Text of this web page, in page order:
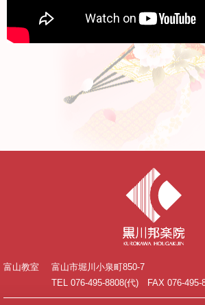
富山教室
富山市堀川小泉町850-7
TEL 076-495-8808(代) FAX 076-495-